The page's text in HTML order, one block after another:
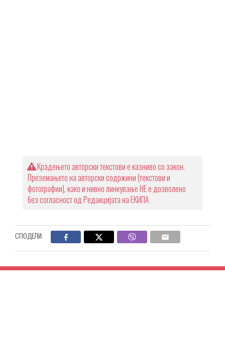
Крадењето авторски текстови е казниво со закон.
Преземањето на авторски содржини (текстови и
фотографии), како и нивно линкување НЕ е дозволено
без согласност од Редакцијата на ЕКИПА
СПОДЕЛИ: